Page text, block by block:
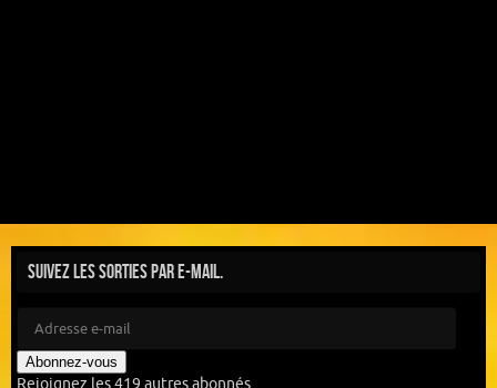
Suivez les sorties par e-mail.
Abonnez-vous
Rejoignez les 419 autres abonnés